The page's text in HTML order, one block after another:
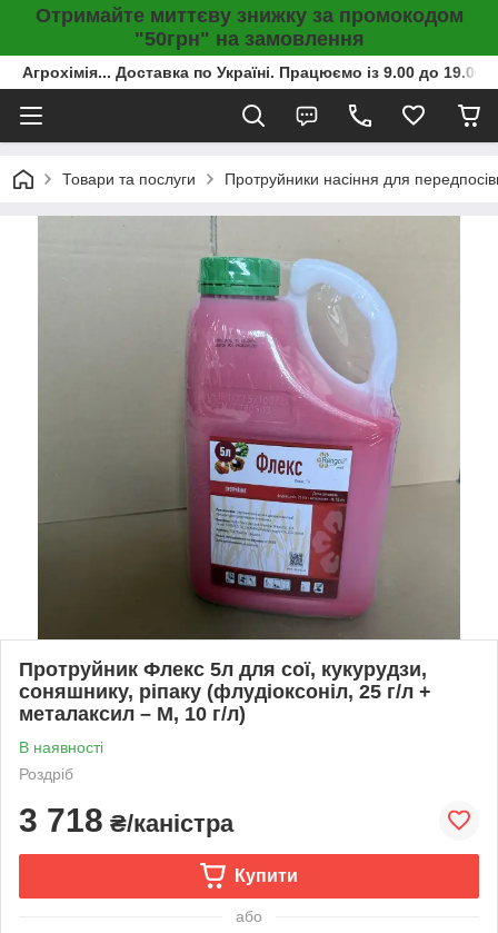
Отримайте миттєву знижку за промокодом
"50грн" на замовлення
Агрохімія... Доставка по Україні. Працюємо із 9.00 до
Товари та послуги Протруйники насіння для
Протруйник Флекс 5л для сої, кукурудзи,
соняшнику, ріпаку (флудіоксоніл, 25 г/л +
металаксил – М, 10 г/л)
В наявності
Роздріб
3 718 ₴/каністра
Купити
або